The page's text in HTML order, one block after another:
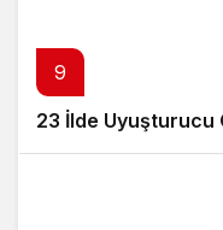
9
23 İlde Uyuşturucu